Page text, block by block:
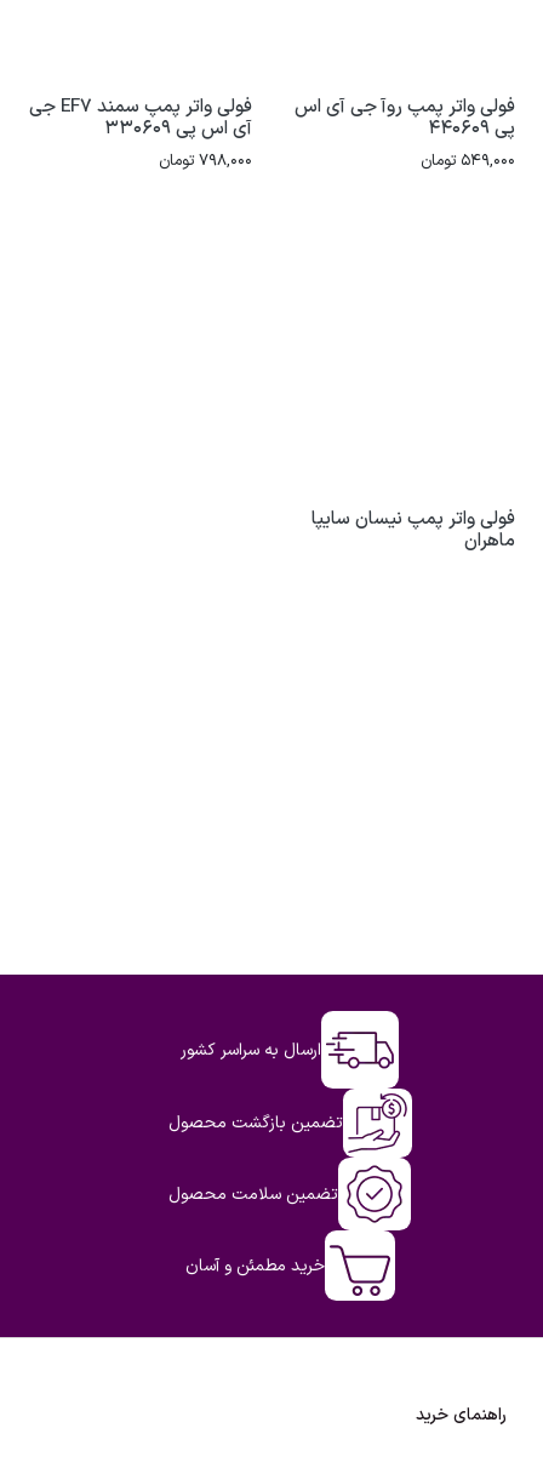
فولی واتر پمپ روآ جی آی اس
پی 440609
549,000 تومان
فولی واتر پمپ سمند EF7 جی
آی اس پی 330609
798,000تومان
فولی واتر پمپ نیسان سایپا
ماهران
ارسال به سراسر کشور
تضمین بازگشت محصول
تضمین سلامت محصول
خرید مطمئن و آسان
راهنمای خرید